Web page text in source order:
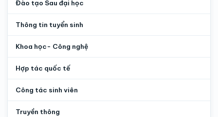
Đào tạo Sau đại học
Thông tin tuyển sinh
Khoa học- Công nghệ
Hợp tác quốc tế
Công tác sinh viên
Truyền thông